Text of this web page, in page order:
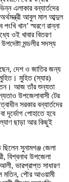
এলাকার বন্যার্তদের
আবুল মাল আব্দুল
খান’ স্মরণে রান্না
ওই খাবার বিতরণ
মন্ডলীর সদস্য
দেশ ও জাতির জন্য
মুহিত (স্যার)
আজ তাঁর শুন্যতা
উপজেলাবাসী টের
সরকার বন্যার্তদের
দূর্ভোগ পোহাতে হবে
ছাড়া আর কিছুই
ছিলেন সুনামগঞ্জ জেলা
বিশ্বনাথ উপজেলা
ভারপ্রাপ্ত সাধারণ
মতিন, পৌর আওয়ামী